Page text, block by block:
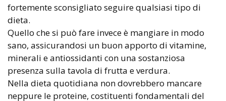
fortemente sconsigliato seguire qualsiasi tipo di
dieta.
Quello che si può fare invece è mangiare in modo
sano, assicurandosi un buon apporto di vitamine,
minerali e antiossidanti con una sostanziosa
presenza sulla tavola di frutta e verdura.
Nella dieta quotidiana non dovrebbero mancare
neppure le proteine, costituenti fondamentali del